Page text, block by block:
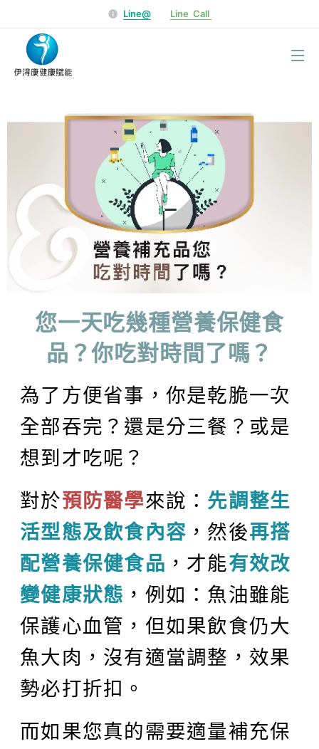
Line@ Line Call
您一天吃幾種營養保健食
品？你吃對時間了嗎？
為了方便省事，你是乾脆一次
全部吞完？還是分三餐？或是
想到才吃呢？
對於預防醫學來說： 先調整生
活型態及飲食內容 ，然後再搭
配營養保健食品 ，才能有效改
變健康狀態 ，例如：魚油雖能
保護心血管，但如果飲食仍大
魚大肉，沒有適當調整，效果
勢必打折扣。
而如果您真的需要適量補充保